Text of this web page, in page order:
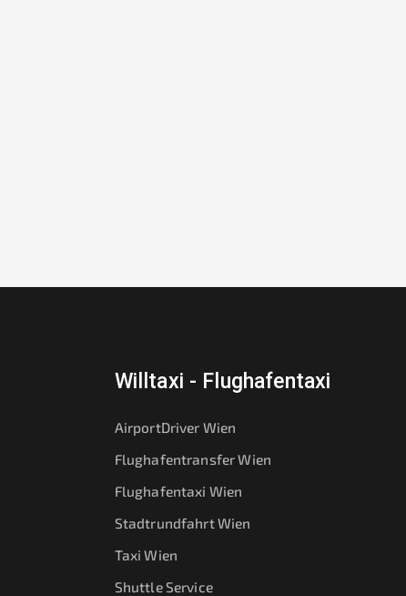
Willtaxi - Flughafentaxi
AirportDriver Wien
Flughafentransfer Wien
Flughafentaxi Wien
Stadtrundfahrt Wien
Taxi Wien
Shuttle Service